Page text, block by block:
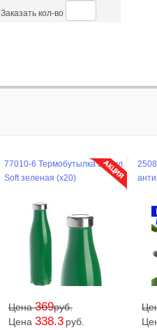
Заказать кол-во
77010-6 Термобутылка 500мл.
Soft зеленая (х20)
Цена369руб.
Цена 338.3 руб.